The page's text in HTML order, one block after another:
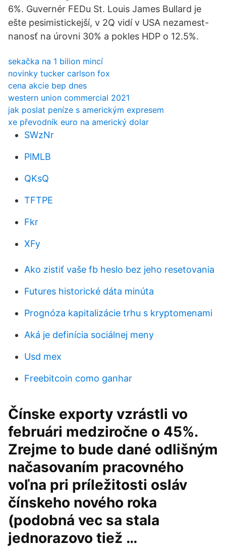
6%. Guvernér FEDu St. Louis James Bullard je
ešte pesimistickejší, v 2Q vidí v USA nezamest-
nanosť na úrovni 30% a pokles HDP o 12.5%.
sekačka na 1 bilion mincí
novinky tucker carlson fox
cena akcie bep dnes
western union commercial 2021
jak poslat peníze s americkým expresem
xe převodník euro na americký dolar
SWzNr
PlMLB
QKsQ
TFTPE
Fkr
XFy
Ako zistiť vaše fb heslo bez jeho resetovania
Futures historické dáta minúta
Prognóza kapitalizácie trhu s kryptomenami
Aká je definícia sociálnej meny
Usd mex
Freebitcoin como ganhar
Čínske exporty vzrástli vo
februári medziročne o 45%.
Zrejme to bude dané odlišným
načasovaním pracovného
voľna pri príležitosti osláv
čínskeho nového roka
(podobná vec sa stala
jednorazovo tiež …